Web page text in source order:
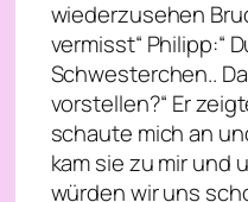
wiederzusehen
vermisst“ Philipp:“
Schwesterchen..
vorstellen?“ Er
schaute mich an
kam sie zu mir und
würden wir uns